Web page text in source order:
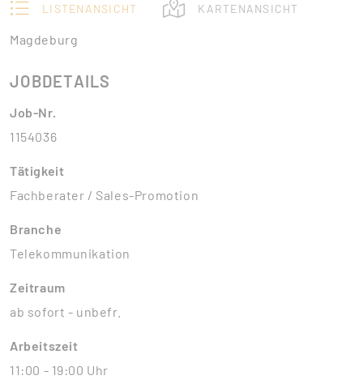
LISTENANSICHT KARTENANSICHT
Magdeburg
JOBDETAILS
Job-Nr.
1154036
Tätigkeit
Fachberater / Sales-Promotion
Branche
Telekommunikation
Zeitraum
ab sofort - unbefr.
Arbeitszeit
11:00 - 19:00 Uhr